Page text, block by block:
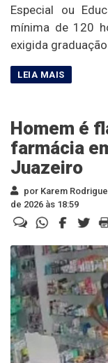
Especial ou
mínima de 120
exigida
Homem é
farmácia
Juazeiro
por Karem
de 2026 às 18:59